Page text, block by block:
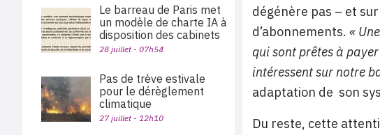
dégénère pas – et
d’abonnements. «
qui sont prêtes à
intéressent sur notre
adaptation de son
Du reste, cette
Le barreau de Paris met
un modèle de charte IA à
disposition des cabinets
28 juillet - 07h54
Pas de trève estivale
pour le dérèglement
climatique
27 juillet - 12h10